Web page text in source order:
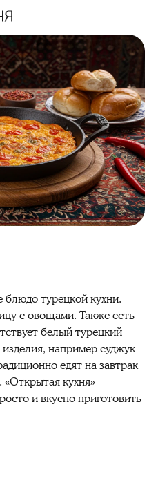
турецкой кухни.
с овощами. Также есть
белый турецкий
например суджук
едят на завтрак
кухня»
и вкусно приготовить